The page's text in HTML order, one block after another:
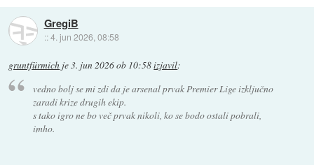
GregiB
::4. jun 2026, 08:58
gruntfürmich je3. jun 2026 ob 10:58izjavil:
vedno bolj se mi zdi da je arsenal prvak Premier Lige izključno
zaradi krize drugih ekip.
s tako igro ne bo več prvak nikoli, ko se bodo ostali pobrali,
imho.